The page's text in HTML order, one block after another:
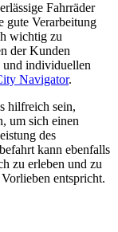
Fahrräder
gute Verarbeitung
wichtig zu
der Kunden
und individuellen
Navigator.
hilfreich sein,
um sich einen
des
kann ebenfalls
zu erleben und zu
entspricht.